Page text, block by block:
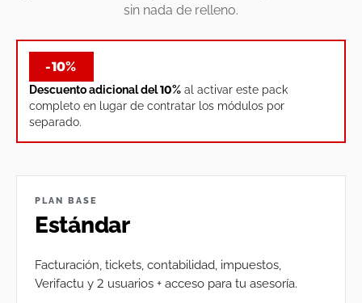
sin nada de relleno.
-10%
Descuento adicional del 10%al activar este pack
completo en lugar de contratar los módulos por
separado.
PLAN BASE
Estándar
Facturación, tickets, contabilidad, impuestos,
Verifactu y 2 usuarios + acceso para tu asesoría.